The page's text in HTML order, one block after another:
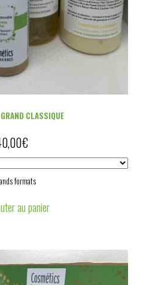
CLASSIQUE
€
formats
au panier